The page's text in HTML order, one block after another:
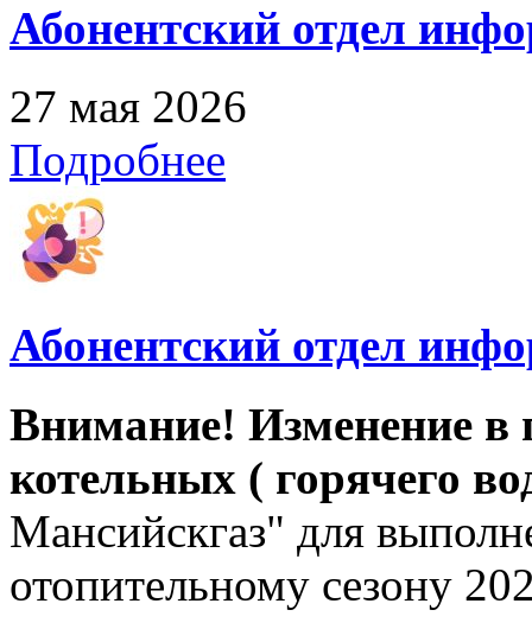
Абонентский отдел
27 мая 2026
Подробнее
Абонентский отдел
Внимание! Изменение в
котельных ( горячего
Мансийскгаз" для
отопительному сезону